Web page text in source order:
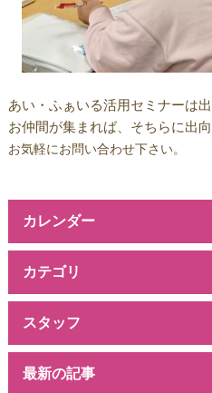
あい・ふぁいる活用セミナーは
お仲間が集まれば、そちらに出
お気軽にお問い合わせ下さい。
カレンダー
カテゴリ
スタッフ
最新の記事